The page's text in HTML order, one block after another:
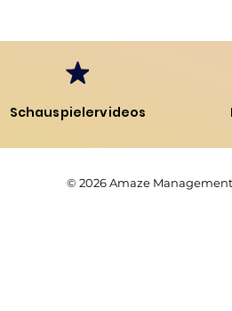
Schauspielervideos
© 2026Amaze Management